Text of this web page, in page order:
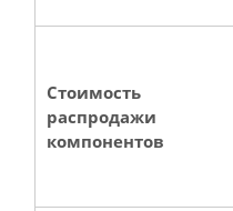
Стоимость
распродажи
компонентов